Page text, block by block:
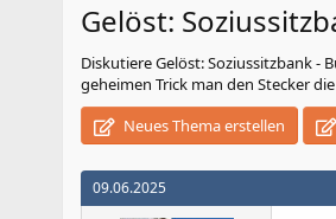
Gelöst:
DiskutiereGelöst: Soziussitzbank -
geheimen Trick man den Stecker
Neues Thema erstellen
09.06.2025